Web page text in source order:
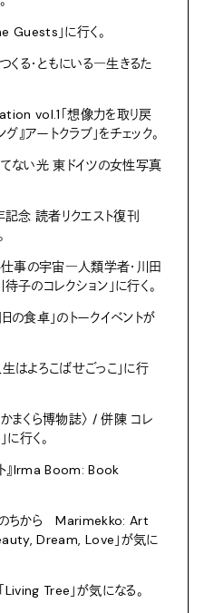
Guests」に行く。
くる・ともにいる―生きるた
vol.1「想像力を取り戻
グ』アートクラブ」をチェック。
ない光 東ドイツの女性写真
念 読者リクエスト復刊
仕事の宇宙―人類学者・川田
子のコレクション」に行く。
の食卓」のトークイベントが
はよろこばせごっこ」に行
まくら博物誌〉 / 併陳 コレ
に行く。
ト』Irma Boom: Book
のちから Marimekko: Art
Dream, Love」が気に
Tree」が気になる。